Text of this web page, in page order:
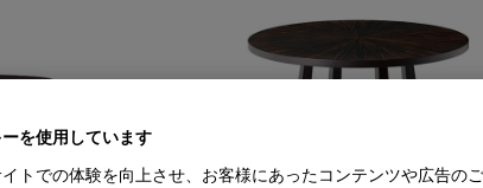
を使用しています
トでの体験を向上させ、お客様にあったコンテンツや広告のご